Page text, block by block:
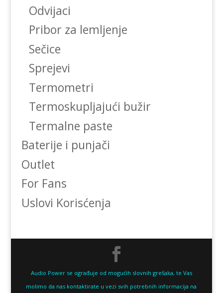
Odvijaci
Pribor za lemljenje
Sečice
Sprejevi
Termometri
Termoskupljajući bužir
Termalne paste
Baterije i punjači
Outlet
For Fans
Uslovi Korisćenja
Audio Power se ograđuje od mogućih slovnih grešaka, te Vas
molimo da nas kontaktirate u vezi svih potrebnih informacija na